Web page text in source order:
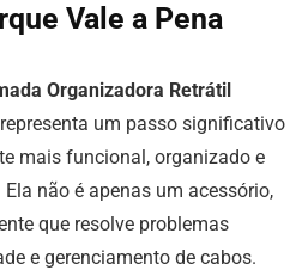
Vale a Pena
Organizadora Retrátil
representa um passo significativo
mais funcional, organizado e
não é apenas um acessório,
que resolve problemas
e gerenciamento de cabos.